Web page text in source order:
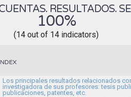
RESULTADOS.
100%
(14 out of 14 indicators)
Los principales resultados relacionados
investigadora de sus profesores: tesis
publicaciones, patentes, etc.